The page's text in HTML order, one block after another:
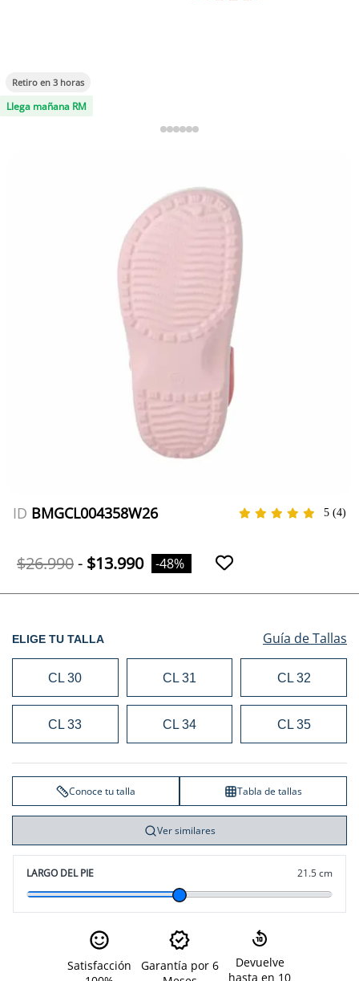
Retiro en 3 horas
Llega mañana RM
ID BMGCL004358W26 5 (4)
$26.990- $13.990 -48%
ELIGE TU TALLA Guía de Tallas
CL 30 CL 31 CL 32
CL 33 CL 34 CL 35
Conoce tu talla Tabla de tallas
Ver similares
LARGO DEL PIE 21.5 cm
Satisfacción
Garantía por 6
Devuelve
hasta en 10